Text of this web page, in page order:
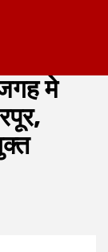
मे